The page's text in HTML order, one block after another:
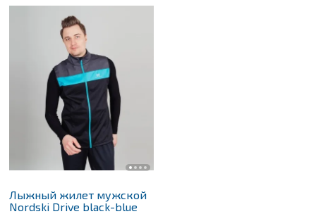
Лыжный жилет мужской
Nordski Drive black-blue